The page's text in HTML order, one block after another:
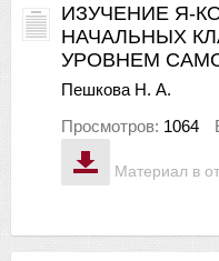
Материал в
ИЗУЧЕНИЕ Я-
НАЧАЛЬНЫХ
УРОВНЕМ
Пешкова Н. А.
Просмотров: 1064